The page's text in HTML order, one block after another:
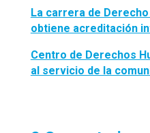
La carrera de Derecho
obtiene acreditación
Centro de Derechos
al servicio de la